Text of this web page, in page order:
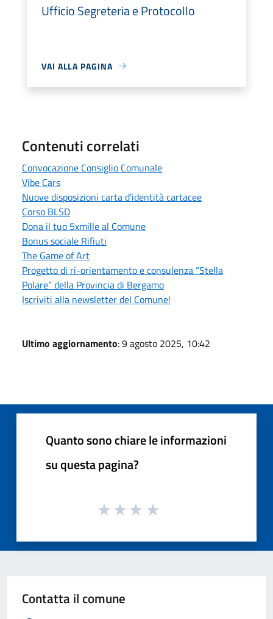
Ufficio Segreteria e Protocollo
VAI ALLA PAGINA
Contenuti correlati
Convocazione Consiglio Comunale
Vibe Cars
Nuove disposizioni carta d'identità cartacee
Corso BLSD
Dona il tuo 5xmille al Comune
Bonus sociale Rifiuti
The Game of Art
Progetto di ri-orientamento e consulenza “Stella
Polare” della Provincia di Bergamo
Iscriviti alla newsletter del Comune!
Ultimo aggiornamento: 9 agosto 2025, 10:42
Quanto sono chiare le informazioni
su questa pagina?
Contatta il comune